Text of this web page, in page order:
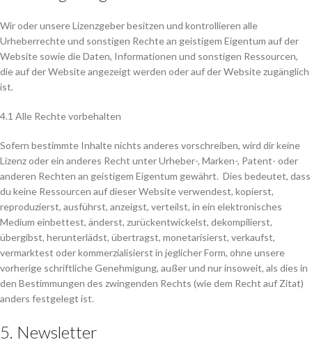
Wir oder unsere Lizenzgeber besitzen und kontrollieren alle
Urheberrechte und sonstigen Rechte an geistigem Eigentum auf der
Website sowie die Daten, Informationen und sonstigen Ressourcen,
die auf der Website angezeigt werden oder auf der Website zugänglich
ist.
4.1 Alle Rechte vorbehalten
Sofern bestimmte Inhalte nichts anderes vorschreiben, wird dir keine
Lizenz oder ein anderes Recht unter Urheber-, Marken-, Patent- oder
anderen Rechten an geistigem Eigentum gewährt. Dies bedeutet, dass
du keine Ressourcen auf dieser Website verwendest, kopierst,
reproduzierst, ausführst, anzeigst, verteilst, in ein elektronisches
Medium einbettest, änderst, zurückentwickelst, dekompilierst,
übergibst, herunterlädst, übertragst, monetarisierst, verkaufst,
vermarktest oder kommerzialisierst in jeglicher Form, ohne unsere
vorherige schriftliche Genehmigung, außer und nur insoweit, als dies in
den Bestimmungen des zwingenden Rechts (wie dem Recht auf Zitat)
anders festgelegt ist.
5. Newsletter